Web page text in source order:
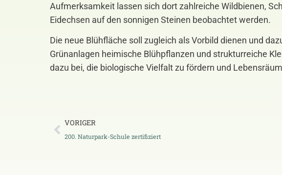
Aufmerksamkeit lassen sich dort zahlreiche Wildbienen,
Eidechsen auf den sonnigen Steinen beobachtet werden.
Die neue Blühfläche soll zugleich als Vorbild dienen und
Grünanlagen heimische Blühpflanzen und strukturreiche
dazu bei, die biologische Vielfalt zu fördern und
VORIGER
200. Naturpark-Schule zertifiziert